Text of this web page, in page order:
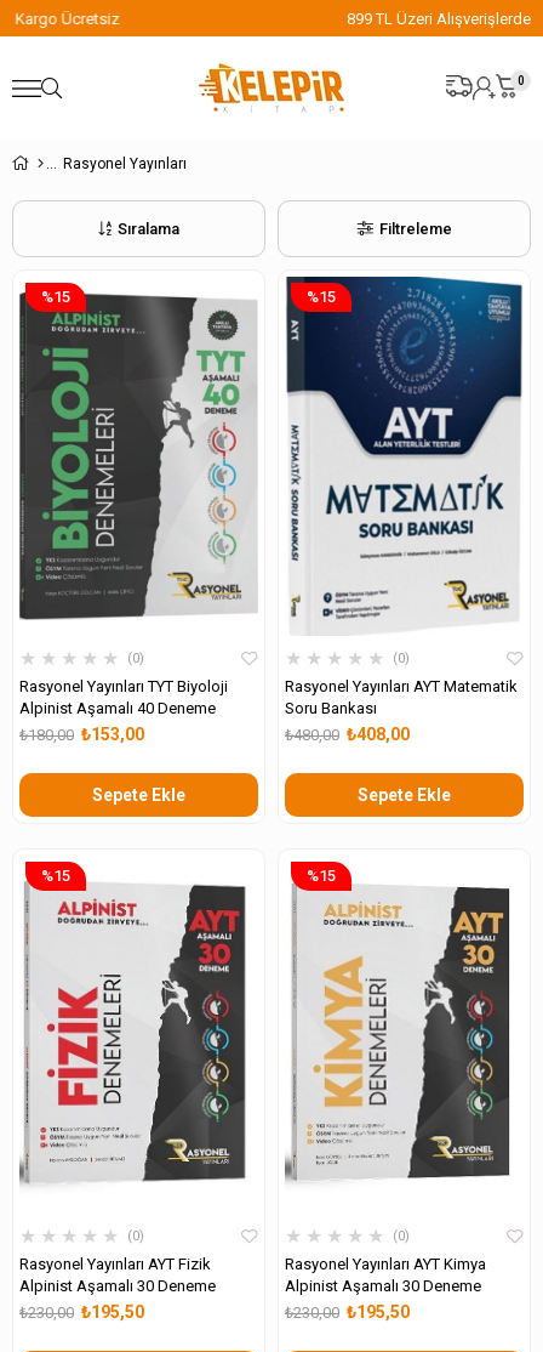
899 TL Üzeri Alışverişlerde Kargo Ücretsiz
0
Rasyonel Yayınları
Filtreleme
Sıralama
★ ★ ★ ★ ★ 0
Rasyonel Yayınları TYT Biyoloji
Alpinist Aşamalı 40 Deneme
₺153,00
₺180,00
Sepete Ekle
%15
★ ★ ★ ★ ★ 0
Rasyonel Yayınları AYT Matematik
Soru Bankası
₺408,00
₺480,00
Sepete Ekle
%15
★ ★ ★ ★ ★ 0
Rasyonel Yayınları AYT Fizik
Alpinist Aşamalı 30 Deneme
₺195,50
₺230,00
%15
★ ★ ★ ★ ★ 0
Rasyonel Yayınları AYT Kimya
Alpinist Aşamalı 30 Deneme
₺195,50
₺230,00
%15